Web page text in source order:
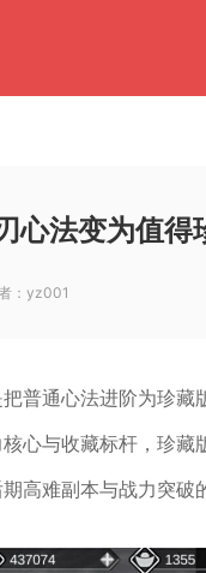
心法变为值得
： yz001
普通心法进阶为珍
心与收藏标杆，珍藏
高难副本与战力突破